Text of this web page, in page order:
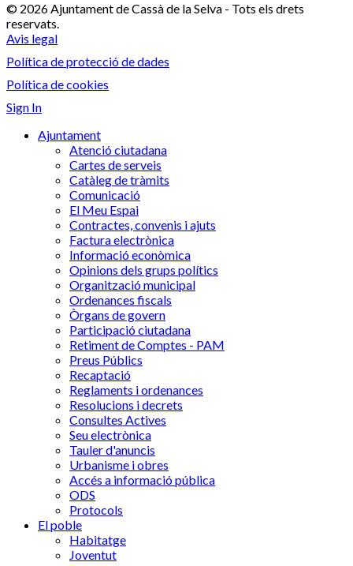
© 2026 Ajuntament de Cassà de la Selva - Tots els drets
reservats.
Avis legal
Política de protecció de dades
Política de cookies
Sign In
Ajuntament
Atenció ciutadana
Cartes de serveis
Catàleg de tràmits
Comunicació
El Meu Espai
Contractes, convenis i ajuts
Factura electrònica
Informació econòmica
Opinions dels grups polítics
Organització municipal
Ordenances fiscals
Òrgans de govern
Participació ciutadana
Retiment de Comptes - PAM
Preus Públics
Recaptació
Reglaments i ordenances
Resolucions i decrets
Consultes Actives
Seu electrònica
Tauler d'anuncis
Urbanisme i obres
Accés a informació pública
ODS
Protocols
El poble
Habitatge
Joventut